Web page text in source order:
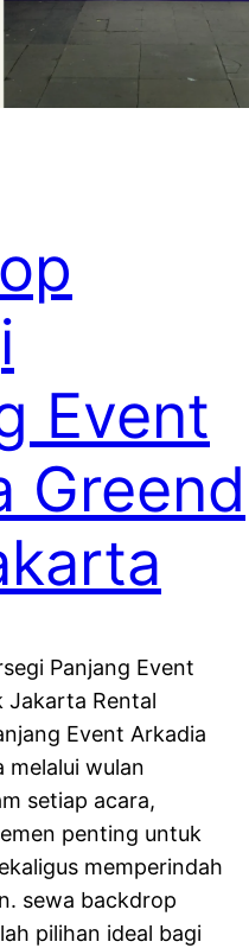
Event
Greend
Panjang Event
Jakarta Rental
Event Arkadia
melalui wulan
setiap acara,
penting untuk
memperindah
sewa backdrop
pilihan ideal bagi